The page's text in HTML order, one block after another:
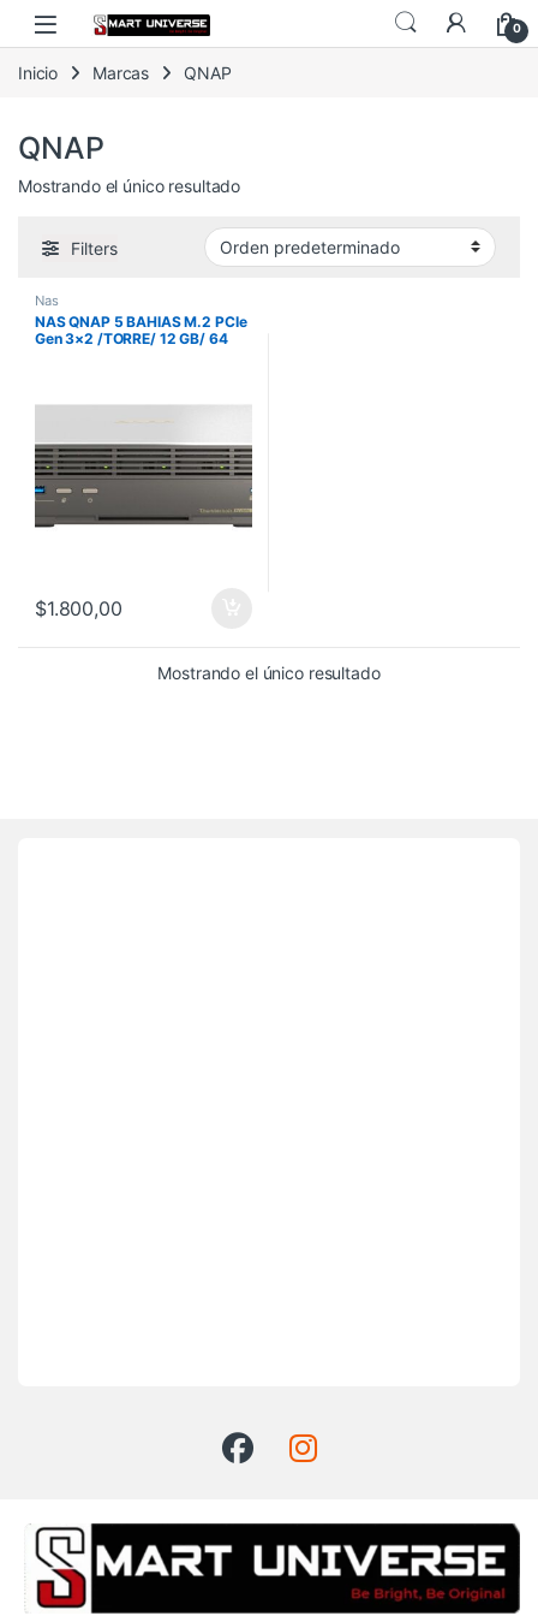
Skip to navigation
Skip to content
0
Inicio Marcas QNAP
QNAP
Mostrando el único resultado
Filters
Nas
NAS QNAP 5 BAHIAS M.2 PCIe
Gen 3×2 /TORRE/ 12 GB/ 64
$1.800,00
Mostrando el único resultado